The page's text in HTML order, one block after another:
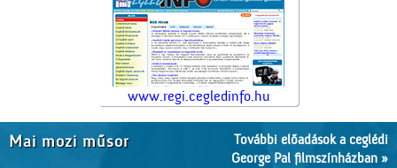
www.regi.cegledinfo.hu
Mai mozi műsor
További előadások a ceglédi
George Pal filmszínházban »